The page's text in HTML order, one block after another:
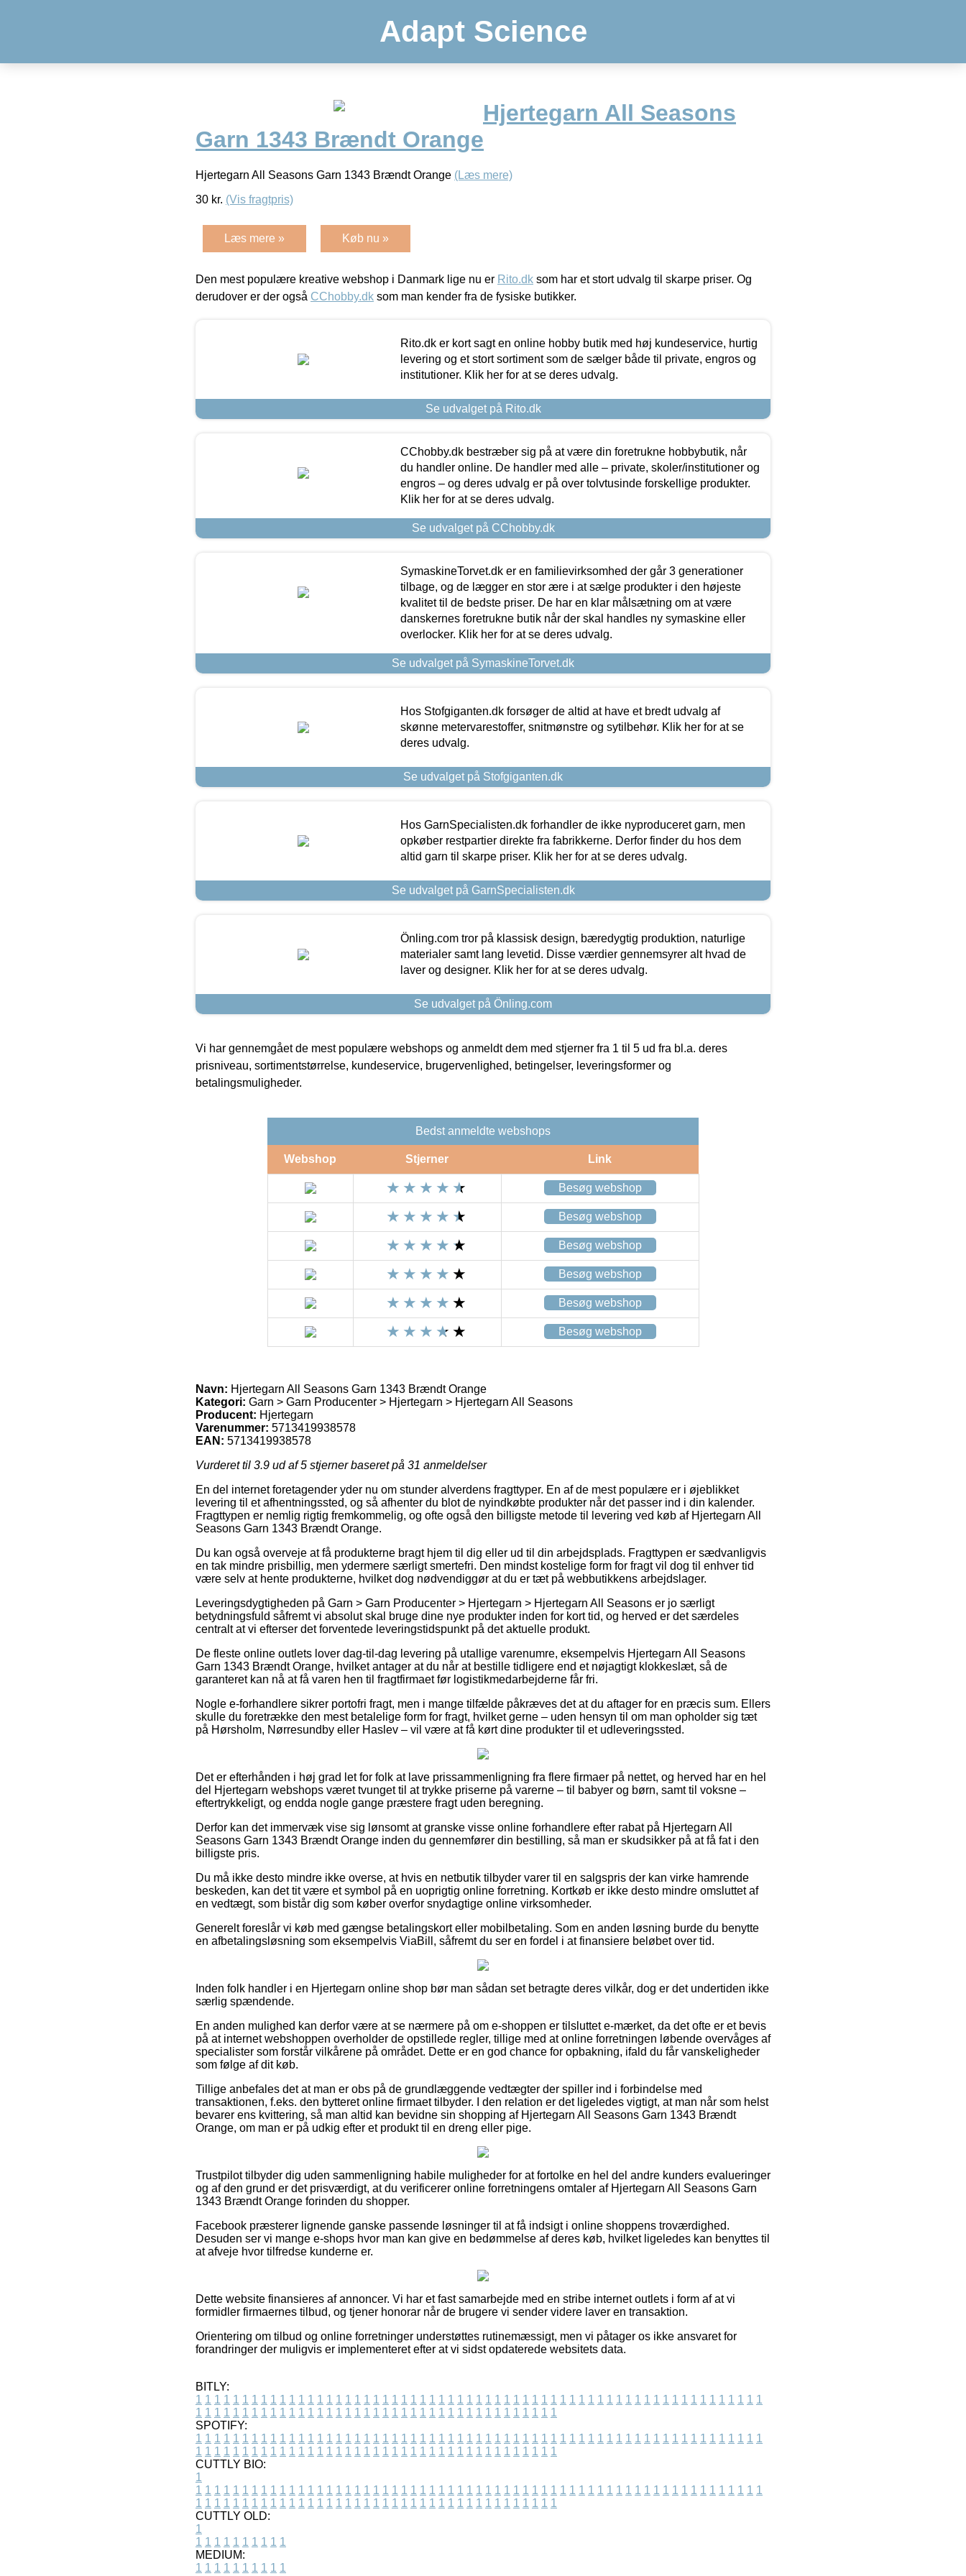
Adapt Science
Hjertegarn All Seasons
Garn 1343 Brændt Orange
Hjertegarn All Seasons Garn 1343 Brændt Orange (Læs mere)
30 kr. (Vis fragtpris)
Læs mere » Køb nu »
Den mest populære kreative webshop i Danmark lige nu er Rito.dk som har et stort udvalg til skarpe priser. Og
derudover er der også CChobby.dk som man kender fra de fysiske butikker.
Rito.dk er kort sagt en online hobby butik med høj kundeservice, hurtig
levering og et stort sortiment som de sælger både til private, engros og
institutioner. Klik her for at se deres udvalg.
Se udvalget på Rito.dk
CChobby.dk bestræber sig på at være din foretrukne hobbybutik, når
du handler online. De handler med alle – private, skoler/institutioner og
engros – og deres udvalg er på over tolvtusinde forskellige produkter.
Klik her for at se deres udvalg.
Se udvalget på CChobby.dk
SymaskineTorvet.dk er en familievirksomhed der går 3 generationer
tilbage, og de lægger en stor ære i at sælge produkter i den højeste
kvalitet til de bedste priser. De har en klar målsætning om at være
danskernes foretrukne butik når der skal handles ny symaskine eller
overlocker. Klik her for at se deres udvalg.
Se udvalget på SymaskineTorvet.dk
Hos Stofgiganten.dk forsøger de altid at have et bredt udvalg af
skønne metervarestoffer, snitmønstre og sytilbehør. Klik her for at se
deres udvalg.
Se udvalget på Stofgiganten.dk
Hos GarnSpecialisten.dk forhandler de ikke nyproduceret garn, men
opkøber restpartier direkte fra fabrikkerne. Derfor finder du hos dem
altid garn til skarpe priser. Klik her for at se deres udvalg.
Se udvalget på GarnSpecialisten.dk
Önling.com tror på klassisk design, bæredygtig produktion, naturlige
materialer samt lang levetid. Disse værdier gennemsyrer alt hvad de
laver og designer. Klik her for at se deres udvalg.
Se udvalget på Önling.com
Vi har gennemgået de mest populære webshops og anmeldt dem med stjerner fra 1 til 5 ud fra bl.a. deres
prisniveau, sortimentstørrelse, kundeservice, brugervenlighed, betingelser, leveringsformer og
betalingsmuligheder.
Bedst anmeldte webshops
Webshop Stjerner Link
Besøg webshop
Besøg webshop
Besøg webshop
Besøg webshop
Besøg webshop
Besøg webshop
Navn: Hjertegarn All Seasons Garn 1343 Brændt Orange
Kategori: Garn > Garn Producenter > Hjertegarn > Hjertegarn All Seasons
Producent: Hjertegarn
Varenummer: 5713419938578
EAN: 5713419938578
Vurderet til 3.9 ud af 5 stjerner baseret på 31 anmeldelser
En del internet foretagender yder nu om stunder alverdens fragttyper. En af de mest populære er i øjeblikket
levering til et afhentningssted, og så afhenter du blot de nyindkøbte produkter når det passer ind i din kalender.
Fragttypen er nemlig rigtig fremkommelig, og ofte også den billigste metode til levering ved køb af Hjertegarn All
Seasons Garn 1343 Brændt Orange.
Du kan også overveje at få produkterne bragt hjem til dig eller ud til din arbejdsplads. Fragttypen er sædvanligvis
en tak mindre prisbillig, men ydermere særligt smertefri. Den mindst kostelige form for fragt vil dog til enhver tid
være selv at hente produkterne, hvilket dog nødvendiggør at du er tæt på webbutikkens arbejdslager.
Leveringsdygtigheden på Garn > Garn Producenter > Hjertegarn > Hjertegarn All Seasons er jo særligt
betydningsfuld såfremt vi absolut skal bruge dine nye produkter inden for kort tid, og herved er det særdeles
centralt at vi efterser det forventede leveringstidspunkt på det aktuelle produkt.
De fleste online outlets lover dag-til-dag levering på utallige varenumre, eksempelvis Hjertegarn All Seasons
Garn 1343 Brændt Orange, hvilket antager at du når at bestille tidligere end et nøjagtigt klokkeslæt, så de
garanteret kan nå at få varen hen til fragtfirmaet før logistikmedarbejderne får fri.
Nogle e-forhandlere sikrer portofri fragt, men i mange tilfælde påkræves det at du aftager for en præcis sum. Ellers
skulle du foretrække den mest betalelige form for fragt, hvilket gerne – uden hensyn til om man opholder sig tæt
på Hørsholm, Nørresundby eller Haslev – vil være at få kørt dine produkter til et udleveringssted.
Det er efterhånden i høj grad let for folk at lave prissammenligning fra flere firmaer på nettet, og herved har en hel
del Hjertegarn webshops været tvunget til at trykke priserne på varerne – til babyer og børn, samt til voksne –
eftertrykkeligt, og endda nogle gange præstere fragt uden beregning.
Derfor kan det immervæk vise sig lønsomt at granske visse online forhandlere efter rabat på Hjertegarn All
Seasons Garn 1343 Brændt Orange inden du gennemfører din bestilling, så man er skudsikker på at få fat i den
billigste pris.
Du må ikke desto mindre ikke overse, at hvis en netbutik tilbyder varer til en salgspris der kan virke hamrende
beskeden, kan det tit være et symbol på en uoprigtig online forretning. Kortkøb er ikke desto mindre omsluttet af
en vedtægt, som bistår dig som køber overfor snydagtige online virksomheder.
Generelt foreslår vi køb med gængse betalingskort eller mobilbetaling. Som en anden løsning burde du benytte
en afbetalingsløsning som eksempelvis ViaBill, såfremt du ser en fordel i at finansiere beløbet over tid.
Inden folk handler i en Hjertegarn online shop bør man sådan set betragte deres vilkår, dog er det undertiden ikke
særlig spændende.
En anden mulighed kan derfor være at se nærmere på om e-shoppen er tilsluttet e-mærket, da det ofte er et bevis
på at internet webshoppen overholder de opstillede regler, tillige med at online forretningen løbende overvåges af
specialister som forstår vilkårene på området. Dette er en god chance for opbakning, ifald du får vanskeligheder
som følge af dit køb.
Tillige anbefales det at man er obs på de grundlæggende vedtægter der spiller ind i forbindelse med
transaktionen, f.eks. den bytteret online firmaet tilbyder. I den relation er det ligeledes vigtigt, at man når som helst
bevarer ens kvittering, så man altid kan bevidne sin shopping af Hjertegarn All Seasons Garn 1343 Brændt
Orange, om man er på udkig efter et produkt til en dreng eller pige.
Trustpilot tilbyder dig uden sammenligning habile muligheder for at fortolke en hel del andre kunders evalueringer
og af den grund er det prisværdigt, at du verificerer online forretningens omtaler af Hjertegarn All Seasons Garn
1343 Brændt Orange forinden du shopper.
Facebook præsterer lignende ganske passende løsninger til at få indsigt i online shoppens troværdighed.
Desuden ser vi mange e-shops hvor man kan give en bedømmelse af deres køb, hvilket ligeledes kan benyttes til
at afveje hvor tilfredse kunderne er.
Dette website finansieres af annoncer. Vi har et fast samarbejde med en stribe internet outlets i form af at vi
formidler firmaernes tilbud, og tjener honorar når de brugere vi sender videre laver en transaktion.
Orientering om tilbud og online forretninger understøttes rutinemæssigt, men vi påtager os ikke ansvaret for
forandringer der muligvis er implementeret efter at vi sidst opdaterede websitets data.
BITLY:
1 1 1 1 1 1 1 1 1 1 1 1 1 1 1 1 1 1 1 1 1 1 1 1 1 1 1 1 1 1 1 1 1 1 1 1 1 1 1 1 1 1 1 1 1 1 1 1 1 1 1 1 1 1 1 1 1 1 1 1 1
1 1 1 1 1 1 1 1 1 1 1 1 1 1 1 1 1 1 1 1 1 1 1 1 1 1 1 1 1 1 1 1 1 1 1 1 1 1 1
SPOTIFY:
1 1 1 1 1 1 1 1 1 1 1 1 1 1 1 1 1 1 1 1 1 1 1 1 1 1 1 1 1 1 1 1 1 1 1 1 1 1 1 1 1 1 1 1 1 1 1 1 1 1 1 1 1 1 1 1 1 1 1 1 1
1 1 1 1 1 1 1 1 1 1 1 1 1 1 1 1 1 1 1 1 1 1 1 1 1 1 1 1 1 1 1 1 1 1 1 1 1 1 1
CUTTLY BIO:
1
1 1 1 1 1 1 1 1 1 1 1 1 1 1 1 1 1 1 1 1 1 1 1 1 1 1 1 1 1 1 1 1 1 1 1 1 1 1 1 1 1 1 1 1 1 1 1 1 1 1 1 1 1 1 1 1 1 1 1 1 1
1 1 1 1 1 1 1 1 1 1 1 1 1 1 1 1 1 1 1 1 1 1 1 1 1 1 1 1 1 1 1 1 1 1 1 1 1 1 1
CUTTLY OLD:
1
1 1 1 1 1 1 1 1 1 1
MEDIUM:
1 1 1 1 1 1 1 1 1 1